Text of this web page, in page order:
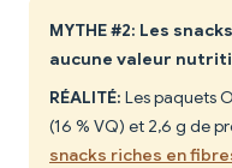
MYTHE #2: Les
aucune valeur
RÉALITÉ: Les paquets
(16 % VQ) et 2,6 g de
snacks riches en